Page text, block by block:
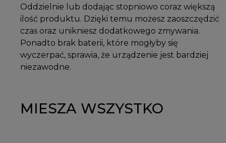
Oddzielnie lub dodając stopniowo coraz większą
ilość produktu. Dzięki temu możesz zaoszczędzić
czas oraz unikniesz dodatkowego zmywania.
Ponadto brak baterii, które mogłyby się
wyczerpać, sprawia, że urządzenie jest bardziej
niezawodne.
MIESZA WSZYSTKO